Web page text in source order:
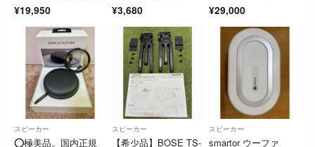
¥19,950 ¥3,680 ¥29,000
スピーカー
⭕️極美品。国内正規
スピーカー
【希少品】BOSE TS-
スピーカー
smartor ウーファ